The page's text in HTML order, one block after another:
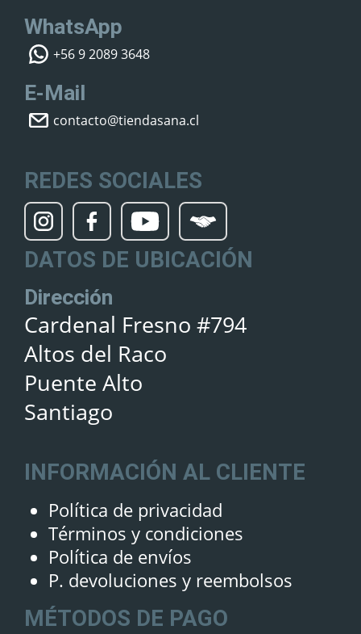
WhatsApp
+56 9 2089 3648
E-Mail
contacto@tiendasana.cl
REDES SOCIALES
DATOS DE UBICACIÓN
Dirección
Cardenal Fresno #794
Altos del Raco
Puente Alto
Santiago
INFORMACIÓN AL CLIENTE
Política de privacidad
Términos y condiciones
Política de envíos
P. devoluciones y reembolsos
MÉTODOS DE PAGO